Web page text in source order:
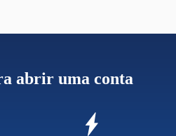
abrir uma conta